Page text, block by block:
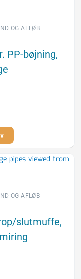
OG AFLØB
PP-bøjning,
OG AFLØB
slutmuffe,